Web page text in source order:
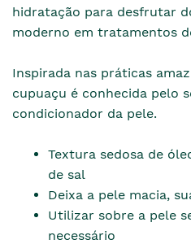
hidratação para desfrutar
moderno em tratamentos
Inspirada nas práticas
cupuaçu é conhecida pelo
condicionador da pele.
Textura sedosa de
de sal
Deixa a pele macia,
Utilizar sobre a pele
necessário